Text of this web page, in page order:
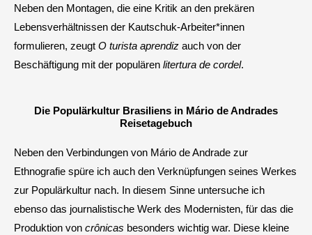
Neben den Montagen, die eine Kritik an den prekären
Lebensverhältnissen der Kautschuk-Arbeiter*innen
formulieren, zeugt O turista aprendiz auch von der
Beschäftigung mit der populären litertura de cordel.
Die Populärkultur Brasiliens in Mário de Andrades
Reisetagebuch
Neben den Verbindungen von Mário de Andrade zur
Ethnografie spüre ich auch den Verknüpfungen seines Werkes
zur Populärkultur nach. In diesem Sinne untersuche ich
ebenso das journalistische Werk des Modernisten, für das die
Produktion von crônicas besonders wichtig war. Diese kleine